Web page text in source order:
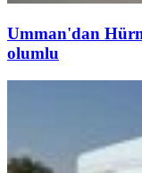
Umman'dan
olumlu